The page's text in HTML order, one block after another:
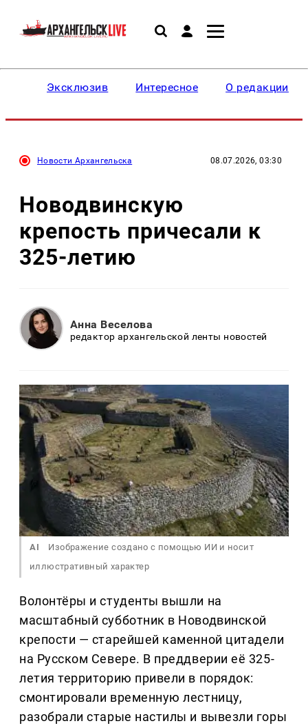
Эксклюзив Интересное О редакции
Новости Архангельска 08.07.2026, 03:30
Новодвинскую
крепость причесали к
325-летию
Анна Веселова
редактор архангельской ленты новостей
AI
Изображение создано с помощью ИИ и носит
иллюстративный характер
Волонтёры и студенты вышли на
масштабный субботник в Новодвинской
крепости — старейшей каменной цитадели
на Русском Севере. В преддверии её 325-
летия территорию привели в порядок:
смонтировали временную лестницу,
разобрали старые настилы и вывезли горы